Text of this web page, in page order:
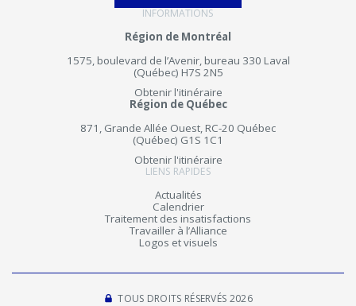
INFORMATIONS
Région de Montréal
1575, boulevard de l’Avenir, bureau 330 Laval
(Québec) H7S 2N5
Obtenir l'itinéraire
Région de Québec
871, Grande Allée Ouest, RC-20 Québec
(Québec) G1S 1C1
Obtenir l'itinéraire
LIENS RAPIDES
Actualités
Calendrier
Traitement des insatisfactions
Travailler à l’Alliance
Logos et visuels
TOUS DROITS RÉSERVÉS 2026